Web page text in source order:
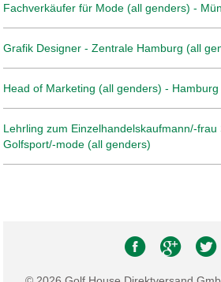
Fachverkäufer für Mode (all genders) -
Grafik Designer - Zentrale Hamburg (all
Head of Marketing (all genders) - Hamburg
Lehrling zum Einzelhandelskaufmann/-frau
Golfsport/-mode (all genders)